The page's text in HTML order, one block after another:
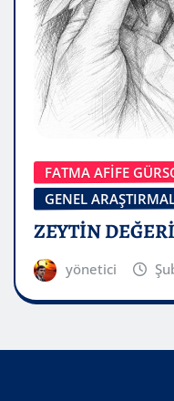
FATMA AFİFE
GENEL
ZEYTİN
yönetici